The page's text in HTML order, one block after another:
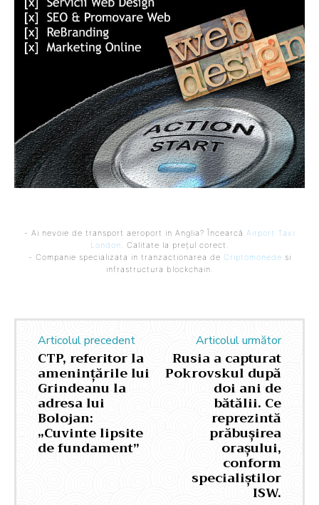
- Ai nevoie de transport aeroport in Anglia? Încearcă Airport Taxi
London. Calitate la prețul corect.
- Companie specializata in tranzactionarea de Criptomonede si
infrastructura blockchain.
Articolul precedent
CTP, referitor la
amenințările lui
Grindeanu la
adresa lui
Bolojan:
„Cuvinte lipsite
de fundament”
Articolul următor
Rusia a capturat
Pokrovskul după
doi ani de
bătălii. Ce
reprezintă
prăbușirea
orașului,
conform
specialiștilor
ISW.